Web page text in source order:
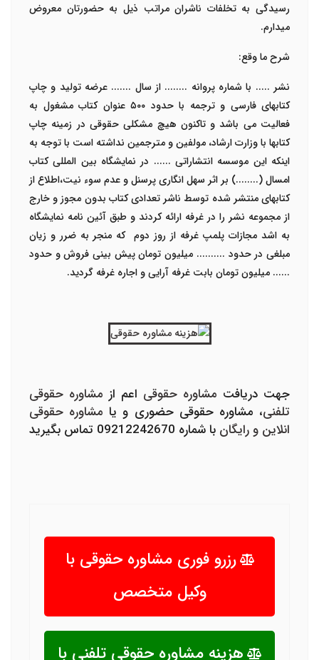
رسیدگی به تخلفات ناشران مراتب ذيل به حضورتان معروض
میدارم.
شرح ما وقع:
نشر ..... با شماره پروانه ........ از سال ....... عرضه تولید و چاپ
کتابهای فارسی و ترجمه با حدود ۵۰۰
عنوان کتاب مشغول به
فعالیت می باشد و تاکنون هیچ مشکلی حقوقی در زمینه چاپ
کتابها با وزارت ارشاد، مولفین و مترجمین نداشته است با توجه به
اینکه این موسسه انتشاراتی ...... در نمایشگاه بین المللی کتاب
امسال (........) بر اثر سهل انگاری پرسنل و عدم سوء نیت،اطلاع از
کتابهای منتشر شده توسط ناشر تعدادی کتاب بدون مجوز و خارج
از مجموعه نشر را در غرفه ارائه کردند و طبق آئین نامه نمایشگاه
به اشد مجازات پلمپ غرفه از روز دوم که منجر به ضرر و زیان
مبلغی در حدود .......... میلیون تومان پیش بینی فروش و حدود
...... ميليون تومان بابت غرفه آرایی و اجاره غرفه گردید.
جهت دریافت مشاوره حقوقی اعم از مشاوره حقوقی
تلفنی، مشاوره حقوقی حضوری و یا مشاوره حقوقی
انلاین و رایگان با شماره 09212242670 تماس بگیرید
رزرو فوری مشاوره حقوقی با
وکیل متخصص
هزینه مشاوره حقوقی تلفنی با